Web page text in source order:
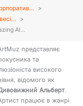
Al…
представляє
та
високого
відомого як
Альберт.
працює в жанрі